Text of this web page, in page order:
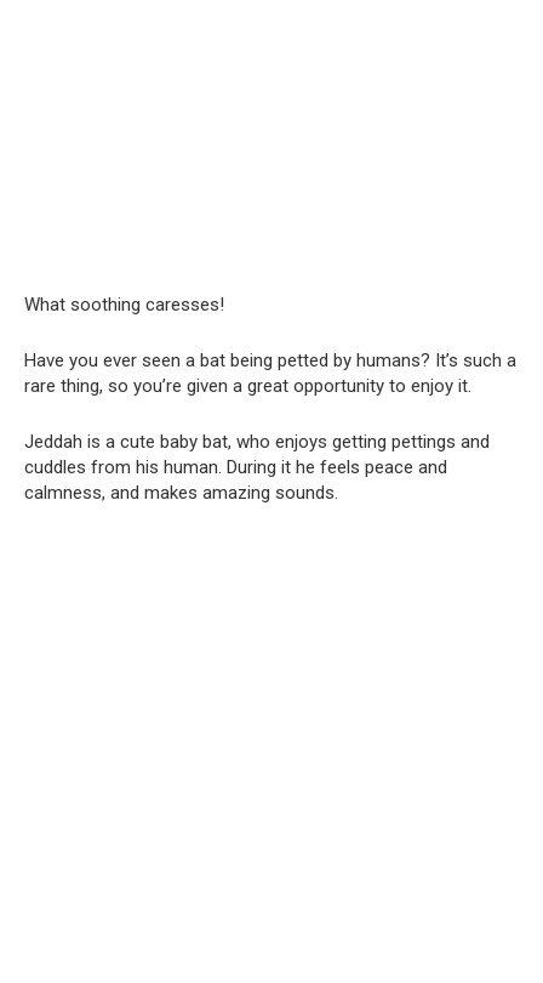
What soothing caresses!
Have you ever seen a bat being petted by humans? It’s such a
rare thing, so you’re given a great opportunity to enjoy it.
Jeddah is a cute baby bat, who enjoys getting pettings and
cuddles from his human. During it he feels peace and
calmness, and makes amazing sounds.